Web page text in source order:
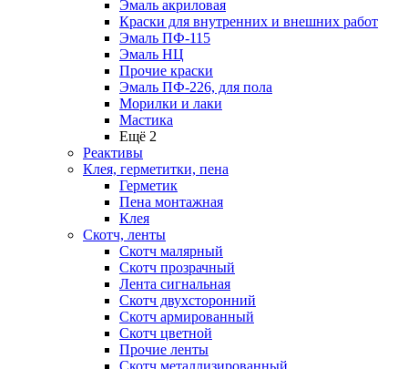
Эмаль акриловая
Краски для внутренних и внешних работ
Эмаль ПФ-115
Эмаль НЦ
Прочие краски
Эмаль ПФ-226, для пола
Морилки и лаки
Мастика
Ещё 2
Реактивы
Клея, герметитки, пена
Герметик
Пена монтажная
Клея
Скотч, ленты
Скотч малярный
Скотч прозрачный
Лента сигнальная
Скотч двухсторонний
Скотч армированный
Скотч цветной
Прочие ленты
Скотч металлизированный